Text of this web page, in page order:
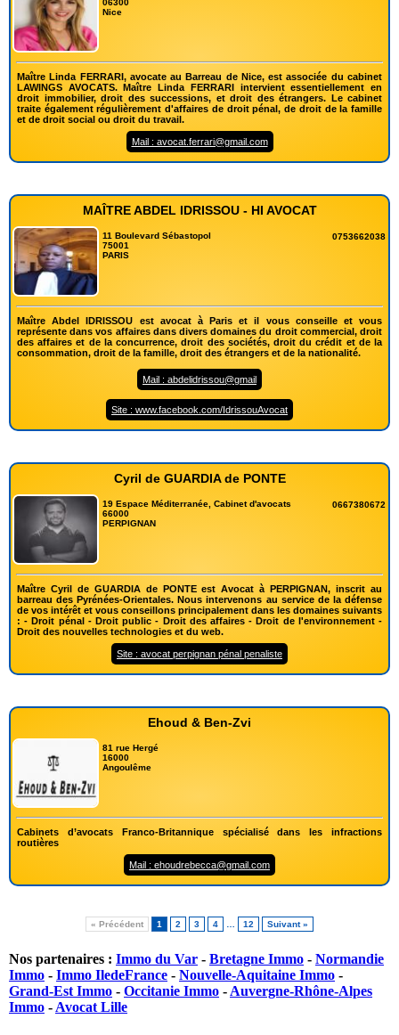
06300
Nice
Maître Linda FERRARI, avocate au Barreau de Nice, est associée du cabinet
LAWINGS AVOCATS. Maître Linda FERRARI intervient essentiellement en
droit immobilier, droit des successions, et droit des étrangers. Le cabinet
traite également régulièrement d'affaires de droit pénal, de droit de la famille
et de droit social ou droit du travail.
Mail : avocat.ferrari@gmail.com
MAÎTRE ABDEL IDRISSOU - HI AVOCAT
11 Boulevard Sébastopol
75001
PARIS
0753662038
Maître Abdel IDRISSOU est avocat à Paris et il vous conseille et vous
représente dans vos affaires dans divers domaines du droit commercial, droit
des affaires et de la concurrence, droit des sociétés, droit du crédit et de la
consommation, droit de la famille, droit des étrangers et de la nationalité.
Mail : abdelidrissou@gmail
Site : www.facebook.com/IdrissouAvocat
Cyril de GUARDIA de PONTE
19 Espace Méditerranée, Cabinet d'avocats
66000
PERPIGNAN
0667380672
Maître Cyril de GUARDIA de PONTE est Avocat à PERPIGNAN, inscrit au
barreau des Pyrénées-Orientales. Nous intervenons au service de la défense
de vos intérêt et vous conseillons principalement dans les domaines suivants
: - Droit pénal - Droit public - Droit des affaires - Droit de l'environnement -
Droit des nouvelles technologies et du web.
Site : avocat perpignan pénal penaliste
Ehoud & Ben-Zvi
81 rue Hergé
16000
Angoulême
Cabinets d’avocats Franco-Britannique spécialisé dans les infractions
routières
Mail : ehoudrebecca@gmail.com
« Précédent 1 2 3 4 … 12 Suivant »
Nos partenaires : Immo du Var - Bretagne Immo - Normandie
Immo - Immo IledeFrance - Nouvelle-Aquitaine Immo -
Grand-Est Immo - Occitanie Immo - Auvergne-Rhône-Alpes
Immo - Avocat Lille